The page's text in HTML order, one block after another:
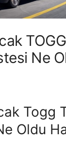
Ne
Togg
Oldu